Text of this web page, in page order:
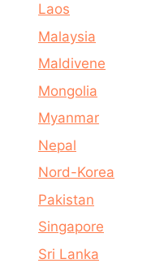
Laos
Malaysia
Maldivene
Mongolia
Myanmar
Nepal
Nord-Korea
Pakistan
Singapore
Sri Lanka